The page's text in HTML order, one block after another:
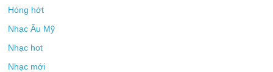
Hóng hớt
Nhạc Âu Mỹ
Nhạc hot
Nhạc mới